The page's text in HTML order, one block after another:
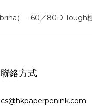
聯絡方式
cs@hkpaperpenink.com